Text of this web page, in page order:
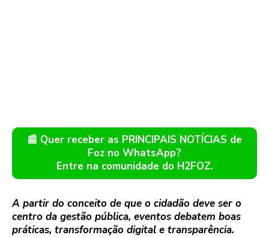
📰 Quer receber as PRINCIPAIS NOTÍCIAS de
Foz no WhatsApp?
Entre na comunidade do H2FOZ.
A partir do conceito de que o cidadão deve ser o
centro da gestão pública, eventos debatem boas
práticas, transformação digital e transparência.